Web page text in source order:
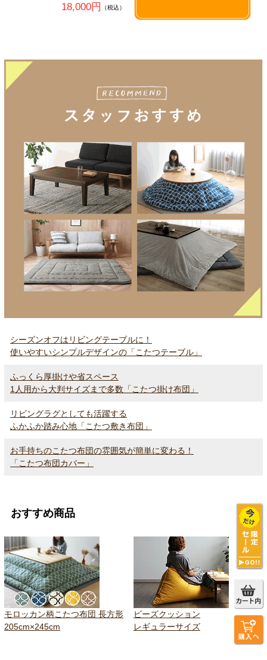
シーズンオフはリビングテーブルに！
使いやすいシンプルデザインの「こたつテーブル」
ふっくら厚掛けや省スペース
1人用から大判サイズまで多数「こたつ掛け布団」
リビングラグとしても活躍する
ふかふか踏み心地「こたつ敷き布団」
お手持ちのこたつ布団の雰囲気が簡単に変わる！
「こたつ布団カバー」
おすすめ商品
モロッカン柄こたつ布団 長方形
205cm×245cm
ビーズクッション
レギュラーサイズ